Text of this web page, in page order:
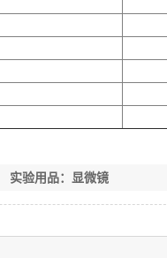
实验用品：显微镜